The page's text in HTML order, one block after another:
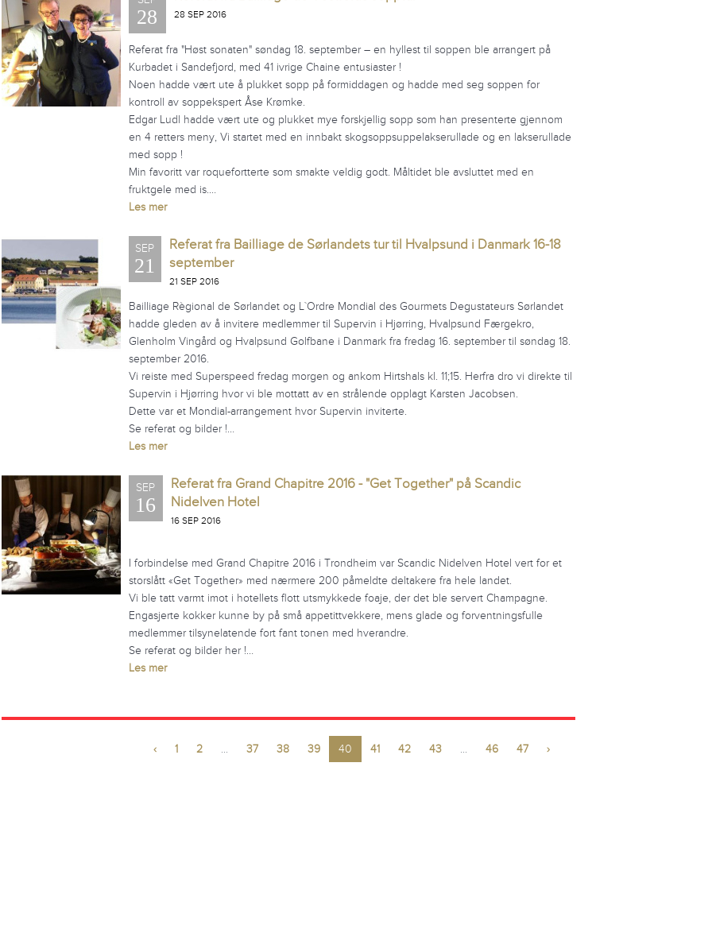
28 28 SEP 2016
Referat fra "Høst sonaten" søndag 18. september – en hyllest til soppen ble arrangert på
Kurbadet i Sandefjord, med 41 ivrige Chaine entusiaster !
Noen hadde vært ute å plukket sopp på formiddagen og hadde med seg soppen for
kontroll av soppekspert Åse Krømke.
Edgar Ludl hadde vært ute og plukket mye forskjellig sopp som han presenterte gjennom
en 4 retters meny, Vi startet med en innbakt skogsoppsuppelakserullade og en lakserullade
med sopp !
Min favoritt var roquefortterte som smakte veldig godt. Måltidet ble avsluttet med en
fruktgele med is.…
Les mer
SEP
21
Referat fra Bailliage de Sørlandets tur til Hvalpsund i Danmark 16-18
september
21 SEP 2016
Bailliage Règional de Sørlandet og L`Ordre Mondial des Gourmets Degustateurs Sørlandet
hadde gleden av å invitere medlemmer til Supervin i Hjørring, Hvalpsund Færgekro,
Glenholm Vingård og Hvalpsund Golfbane i Danmark fra fredag 16. september til søndag 18.
september 2016.
Vi reiste med Superspeed fredag morgen og ankom Hirtshals kl. 11;15. Herfra dro vi direkte til
Supervin i Hjørring hvor vi ble mottatt av en strålende opplagt Karsten Jacobsen.
Dette var et Mondial-arrangement hvor Supervin inviterte.
Se referat og bilder !…
Les mer
SEP
16
Referat fra Grand Chapitre 2016 - "Get Together" på Scandic
Nidelven Hotel
16 SEP 2016
I forbindelse med Grand Chapitre 2016 i Trondheim var Scandic Nidelven Hotel vert for et
storslått «Get Together» med nærmere 200 påmeldte deltakere fra hele landet.
Vi ble tatt varmt imot i hotellets flott utsmykkede foaje, der det ble servert Champagne.
Engasjerte kokker kunne by på små appetittvekkere, mens glade og forventningsfulle
medlemmer tilsynelatende fort fant tonen med hverandre.
Se referat og bilder her !…
Les mer
‹ 1 2 ... 37 38 39 40 41 42 43 ... 46 47 ›